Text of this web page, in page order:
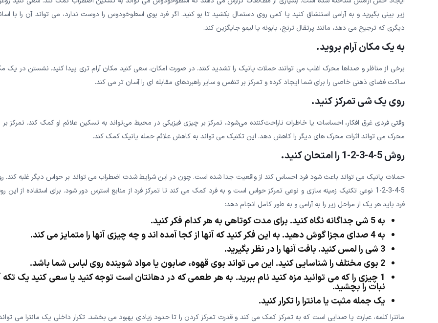
زیر بینی بگیرید و به آرامی استنشاق کنید یا کمی روی دستمال بکشید تا بو کنید. اگر فرد بوی اسطوخودوس را دوست ندارد، می تواند آن را با
دیگری که ترجیح می دهد، مانند پرتقال ترنج، بابونه یا لیمو جایگزین کند.
به یک مکان آرام بروید.
برخی از مناظر و صداها محرک اغلب می توانند حملات پانیک را تشدید کنند. در صورت امکان، سعی کنید مکان آرام تری پیدا کنید. نشستن در یک
ساکت فضای ذهنی خاصی را برای شما ایجاد کرده و تمرکز بر تنفس و سایر راهبردهای مقابله ای را آسان تر می کند.
روی یک شی تمرکز کنید.
وقتی فردی غرق افکار، احساسات یا خاطرات ناراحت‌کننده می‌شود، تمرکز بر چیزی فیزیکی در محیط می‌تواند به تسکین علائم او کمک کند. تمرکز
محرک می تواند اثرات محرک های دیگر را کاهش دهد. این تکنیک می تواند به کاهش علائم حمله پانیک کمک کند.
روش 5-4-3-2-1 را امتحان کنید.
حملات پانیک می تواند باعث شود فرد احساس کند از واقعیت جدا شده است. چون در این شرایط شدت اضطراب می تواند بر حواس دیگر غلبه کند.
5-4-3-2-1 نوعی تکنیک زمینه سازی و نوعی تمرکز حواس است و به فرد کمک می کند تا تمرکز فرد از منابع استرس دور شود. برای استفاده از این
فرد باید هر یک از مراحل زیر را به آرامی و به طور کامل انجام دهد:
به 5 شی جداگانه نگاه کنید. برای مدت کوتاهی به هر کدام فکر کنید.
به 4 صدای مجزا گوش دهید. به این فکر کنید که آنها از کجا آمده اند و چه چیزی آنها را متمایز می کند.
3 شی را لمس کنید. بافت آنها را در نظر بگیرید.
2 بوی مختلف را شناسایی کنید. این می تواند بوی قهوه، صابون یا مواد شوینده روی لباس شما باشد.
1 چیزی را که می توانید مزه کنید نام ببرید. به هر طعمی که در دهانتان است توجه کنید یا سعی کنید یک
نبات را بچشید.
یک جمله مثبت یا مانترا را تکرار کنید.
مانترا کلمه، عبارت یا صدایی است که به تمرکز کمک می کند و قدرت تمرکز کردن را تا حدود زیادی بهبود می بخشد. تکرار داخلی یک مانترا می